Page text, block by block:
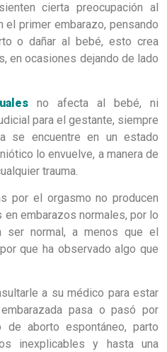
cierta preocupación al
primer embarazo, pensando
o dañar al bebé, esto crea
en ocasiones dejando de lado
no afecta al bebé, ni
para el gestante, siempre
se encuentre en un estado
lo envuelve, a manera de
trauma.
por el orgasmo no producen
embarazos normales, por lo
ser normal, a menos que el
que ha observado algo que
a su médico para estar
pasa o pasó por
de aborto espontáneo, parto
inexplicables y hasta una